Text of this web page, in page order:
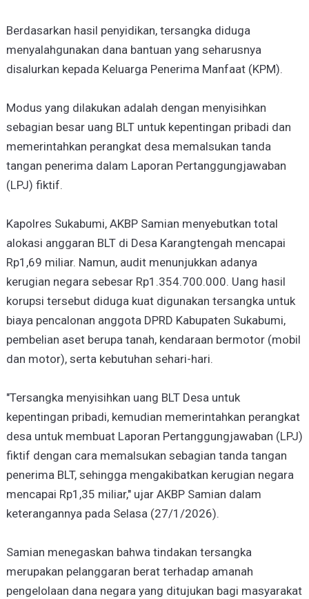
Berdasarkan hasil penyidikan, tersangka diduga
menyalahgunakan dana bantuan yang seharusnya
disalurkan kepada Keluarga Penerima Manfaat (KPM).
Modus yang dilakukan adalah dengan menyisihkan
sebagian besar uang BLT untuk kepentingan pribadi dan
memerintahkan perangkat desa memalsukan tanda
tangan penerima dalam Laporan Pertanggungjawaban
(LPJ) fiktif.
Kapolres Sukabumi, AKBP Samian menyebutkan total
alokasi anggaran BLT di Desa Karangtengah mencapai
Rp1,69 miliar. Namun, audit menunjukkan adanya
kerugian negara sebesar Rp1.354.700.000. Uang hasil
korupsi tersebut diduga kuat digunakan tersangka untuk
biaya pencalonan anggota DPRD Kabupaten Sukabumi,
pembelian aset berupa tanah, kendaraan bermotor (mobil
dan motor), serta kebutuhan sehari-hari.
"Tersangka menyisihkan uang BLT Desa untuk
kepentingan pribadi, kemudian memerintahkan perangkat
desa untuk membuat Laporan Pertanggungjawaban (LPJ)
fiktif dengan cara memalsukan sebagian tanda tangan
penerima BLT, sehingga mengakibatkan kerugian negara
mencapai Rp1,35 miliar," ujar AKBP Samian dalam
keterangannya pada Selasa (27/1/2026).
Samian menegaskan bahwa tindakan tersangka
merupakan pelanggaran berat terhadap amanah
pengelolaan dana negara yang ditujukan bagi masyarakat